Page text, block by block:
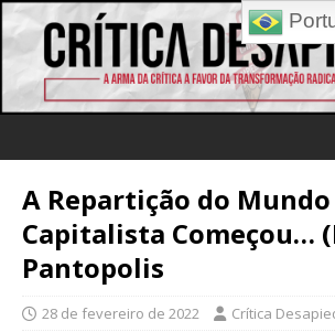
A Repartição do Mundo
Capitalista Começou…
Pantopolis
28 de fevereiro de 2022 Crítica